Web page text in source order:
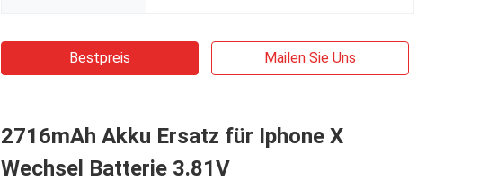
Bestpreis Mailen Sie Uns
2716mAh Akku Ersatz für Iphone X
Wechsel Batterie 3.81V